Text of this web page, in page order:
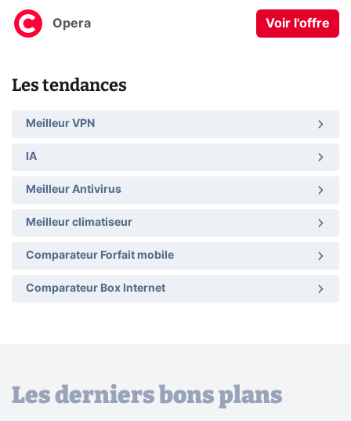
Opera Voir l'offre
Les tendances
Meilleur VPN
IA
Meilleur Antivirus
Meilleur climatiseur
Comparateur Forfait mobile
Comparateur Box Internet
Les derniers bons plans